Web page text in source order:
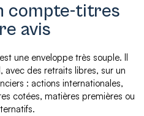
compte-titres
avis
est une enveloppe très souple. Il
avec des retraits libres, sur un
: actions internationales,
cotées, matières premières ou